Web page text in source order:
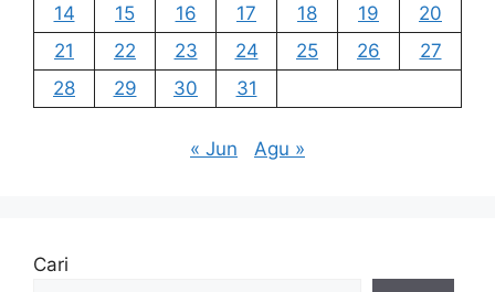
14
15 16 17 18 19
20
21
22 23 24 25 26
27
28
29 30 31
« Jun Agu »
Cari